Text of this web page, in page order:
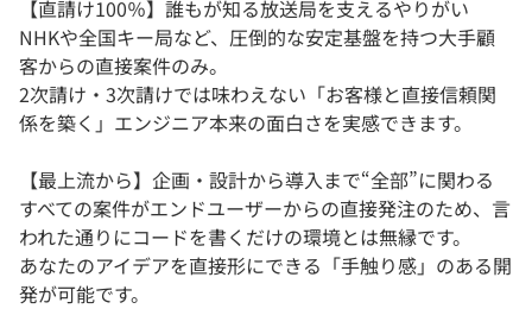
【直請け100％】誰もが知る放送局を支えるやりがい
NHKや全国キー局など、圧倒的な安定基盤を持つ大手顧
客からの直接案件のみ。
2次請け・3次請けでは味わえない「お客様と直接信頼関
係を築く」エンジニア本来の面白さを実感できます。
【最上流から】企画・設計から導入まで“全部”に関わる
すべての案件がエンドユーザーからの直接発注のため、言
われた通りにコードを書くだけの環境とは無縁です。
あなたのアイデアを直接形にできる「手触り感」のある開
発が可能です。